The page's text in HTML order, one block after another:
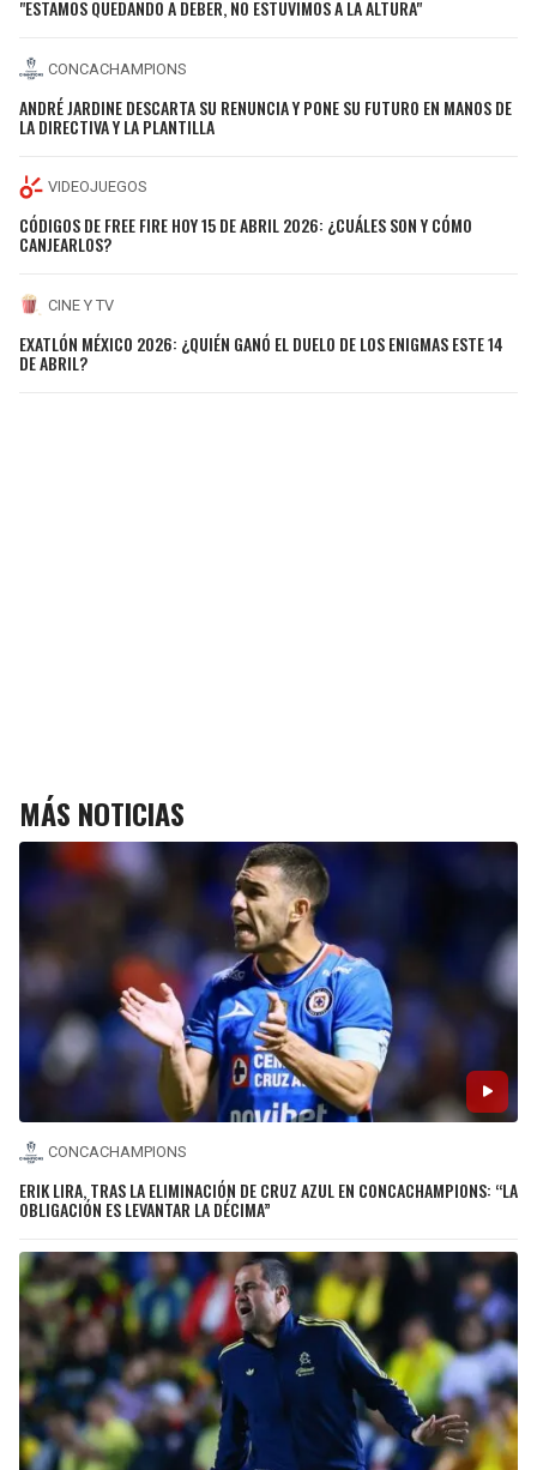
"ESTAMOS QUEDANDO A DEBER, NO ESTUVIMOS A LA ALTURA"
CONCACHAMPIONS
ANDRÉ JARDINE DESCARTA SU RENUNCIA Y PONE SU FUTURO EN MANOS DE
LA DIRECTIVA Y LA PLANTILLA
VIDEOJUEGOS
CÓDIGOS DE FREE FIRE HOY 15 DE ABRIL 2026: ¿CUÁLES SON Y CÓMO
CANJEARLOS?
CINE Y TV
EXATLÓN MÉXICO 2026: ¿QUIÉN GANÓ EL DUELO DE LOS ENIGMAS ESTE 14
DE ABRIL?
MÁS NOTICIAS
CONCACHAMPIONS
ERIK LIRA, TRAS LA ELIMINACIÓN DE CRUZ AZUL EN CONCACHAMPIONS: “LA
OBLIGACIÓN ES LEVANTAR LA DÉCIMA”